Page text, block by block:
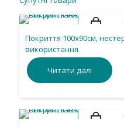
Покриття 100х90см,
використання
Читати далі